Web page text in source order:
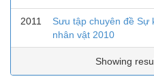
2011
Sưu tập chuyên đề Sự
nhân vật 2010
Showing